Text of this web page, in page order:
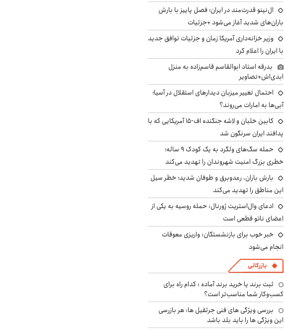
ال‌نینو قدرت‌مند در ایران؛ فصل پاییز با بارش
باران‌های شدید آغاز می‌شود +جزئیات
وزیر خزانه‌داری آمریکا زمان و جزئیات توافق جدید
با ایران را اعلام کرد
بدرقه استاد ابوالقاسم قاسم‌زاده به منزل
ابدی‌اش+تصاویر
احتمال تغییر میزبان دیدارهای استقلال در آسیا؛
آبی‌ها به امارات می‌روند؟
کابین خلبان و لاشه جنگنده اف-۱۵ آمریکایی که با
پدافند ایران سرنگون شد
حمله سگ‌های ولگرد به یک کودک ۹ ساله؛
خطری بزرگ امنیت شهروندان را تهدید می‌کند
بارش باران، رعدوبرق و طوفان شدید؛ خطر سیل
این مناطق را تهدید می‌کند
ادعای وال‌استریت ژورنال: حمله روسیه به یکی از
اعضای ناتو قطعی است
خبر خوب برای بازنشستگان: واریزی معوقات
انجام می‌شود
بازرگانی
ثبت برند یا خرید برند آماده : کدام راه برای
کسب‌وکار شما مناسب‌تر است؟
بررسی ویژگی های فنی جرثقیل ها: هر بازرسی
این ویژگی ها را باید بلد باشد